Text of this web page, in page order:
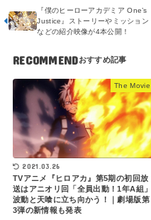
『僕のヒーローアカデミア One’s
Justice』ストーリーやミッション
などの紹介映像が4本公開！
RECOMMEND
The Movie
2021.03.26
TVアニメ『ヒロアカ』第5期の初回放
送はアニオリ回「全員出動！1年A組」
波動と天喰に立ち向かう！｜劇場版第
3弾の新情報も発表